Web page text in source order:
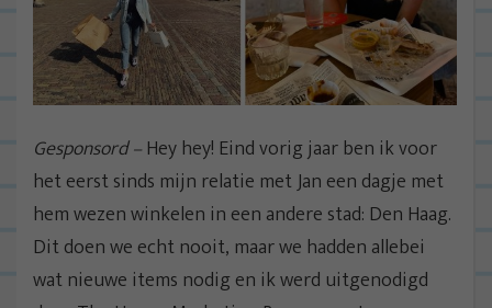
Gesponsord – Hey hey! Eind vorig jaar ben ik voor
het eerst sinds mijn relatie met Jan een dagje met
hem wezen winkelen in een andere stad: Den Haag.
Dit doen we echt nooit, maar we hadden allebei
wat nieuwe items nodig en ik werd uitgenodigd